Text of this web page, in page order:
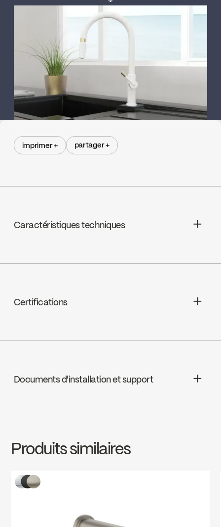
imprimer + partager +
Caractéristiques techniques
Garantie à vie limitée
Certifications
Documents d'installation et support
Download ↘
Produits similaires